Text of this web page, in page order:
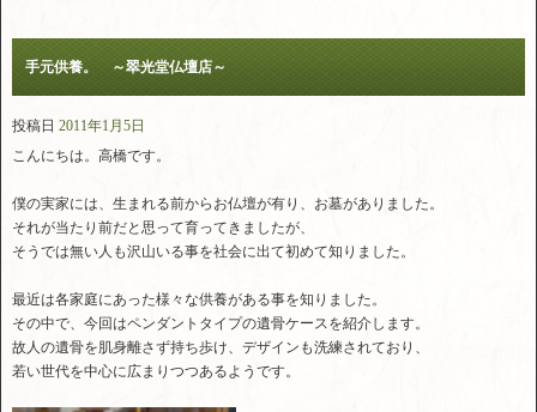
手元供養。 ～翠光堂仏壇店～
投稿日 2011年1月5日
こんにちは。高橋です。
僕の実家には、生まれる前からお仏壇が有り、お墓がありました。
それが当たり前だと思って育ってきましたが、
そうでは無い人も沢山いる事を社会に出て初めて知りました。
最近は各家庭にあった様々な供養がある事を知りました。
その中で、今回はペンダントタイプの遺骨ケースを紹介します。
故人の遺骨を肌身離さず持ち歩け、デザインも洗練されており、
若い世代を中心に広まりつつあるようです。